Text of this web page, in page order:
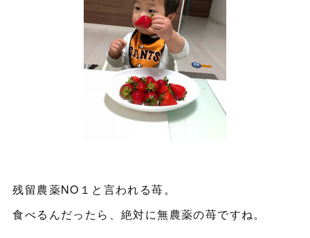
残留農薬NO１と言われる苺。
食べるんだったら、絶対に無農薬の苺ですね。